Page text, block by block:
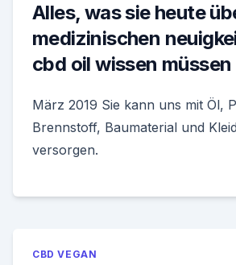
Alles, was sie heute
medizinischen
cbd oil wissen müssen
März 2019 Sie kann uns mit Öl,
Brennstoff, Baumaterial und
versorgen.
CBD VEGAN